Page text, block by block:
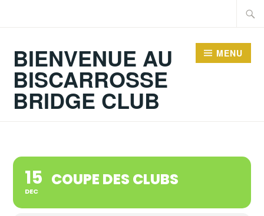
principalBIENVENUE AU
BISCARROSSE
BRIDGE CLUB
MENU
15
DEC
COUPE DES CLUBS